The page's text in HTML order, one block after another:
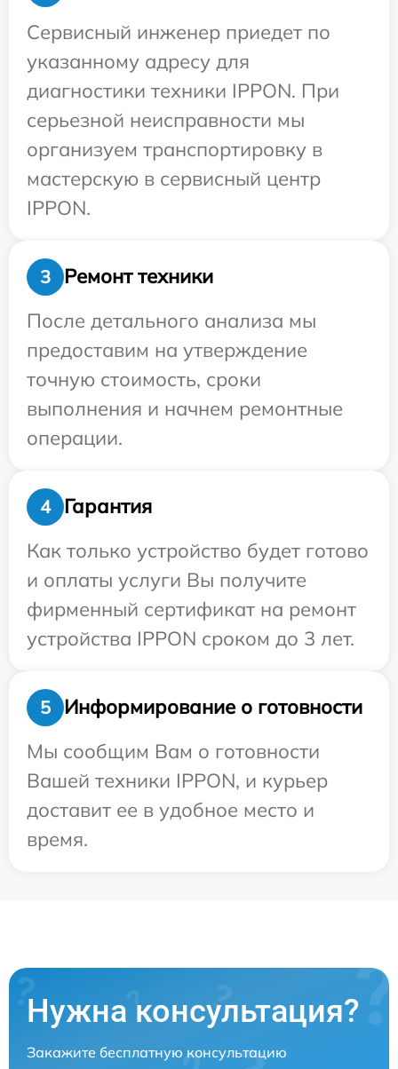
Сервисный инженер приедет по
указанному адресу для
диагностики техники IPPON. При
серьезной неисправности мы
организуем транспортировку в
мастерскую в сервисный центр
IPPON.
3
Ремонт техники
После детального анализа мы
предоставим на утверждение
точную стоимость, сроки
выполнения и начнем ремонтные
операции.
4
Гарантия
Как только устройство будет готово
и оплаты услуги Вы получите
фирменный сертификат на ремонт
устройства IPPON сроком до 3 лет.
5
Информирование о готовности
Мы сообщим Вам о готовности
Вашей техники IPPON, и курьер
доставит ее в удобное место и
время.
Нужна консультация?
Закажите бесплатную консультацию